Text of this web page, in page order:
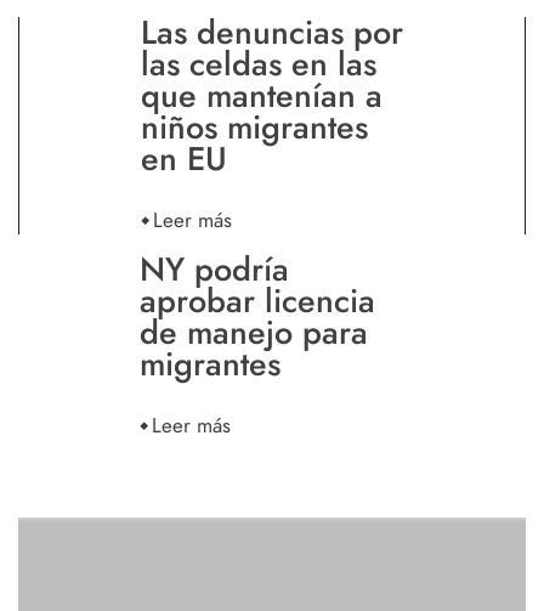
Las denuncias por
las celdas en las
que mantenían a
niños migrantes
en EU
Leer más
NY podría
aprobar licencia
de manejo para
migrantes
Leer más